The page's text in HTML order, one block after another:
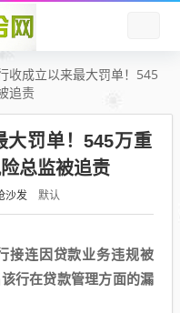
收成立以来最大罚单！545
追责
大罚单！545万重
总监被追责
沙发 默认
接连因贷款业务违规被
行在贷款管理方面的漏